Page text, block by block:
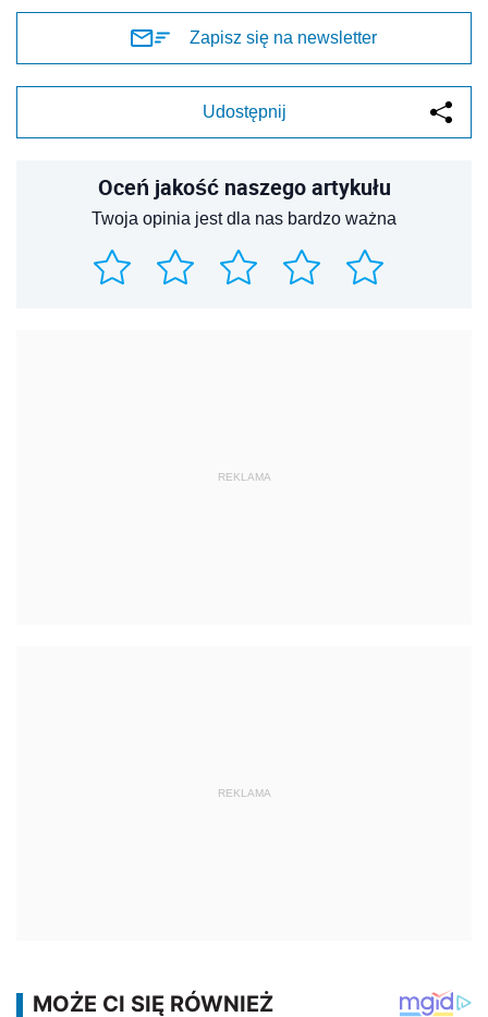
Zapisz się na newsletter
Udostępnij
Oceń jakość naszego artykułu
Twoja opinia jest dla nas bardzo ważna
REKLAMA
REKLAMA